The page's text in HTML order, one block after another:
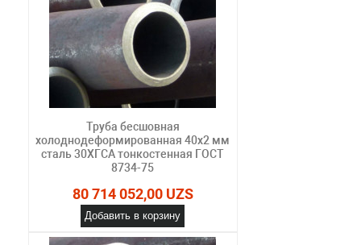
Труба бесшовная
холоднодеформированная 40х2 мм
сталь 30ХГСА тонкостенная ГОСТ
8734-75
80 714 052,00 UZS
Добавить в корзину